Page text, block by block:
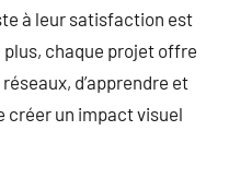
à leur satisfaction est
chaque projet offre
d’apprendre et
créer un impact visuel